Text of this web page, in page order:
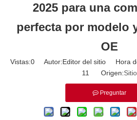
2025 para una
perfecta por modelo
OE
Vistas:0Autor:Editor del sitio Hora de
11 Origen:Sitio
Preguntar